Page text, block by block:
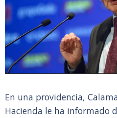
En una providencia,
Hacienda le ha informado